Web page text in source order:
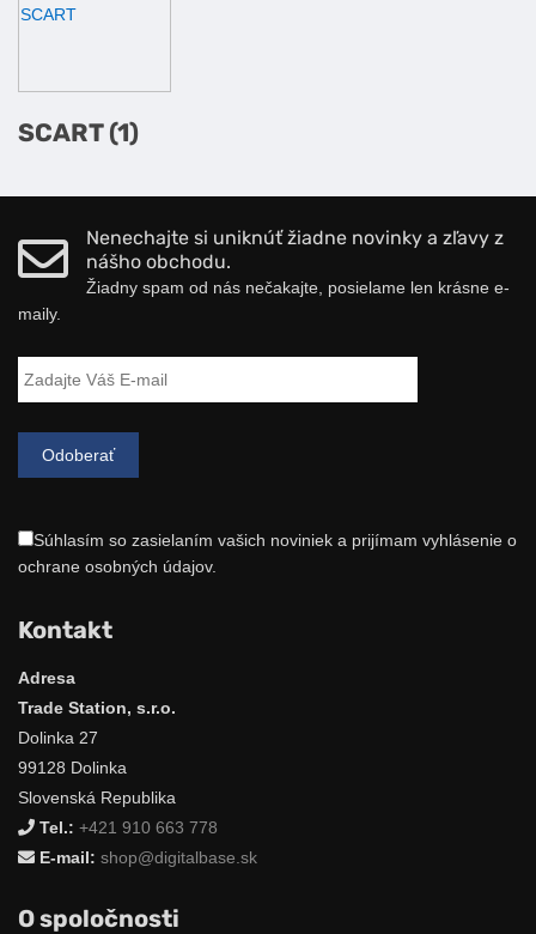
SCART (1)
Nenechajte si uniknúť žiadne novinky a zľavy z
nášho obchodu.
Žiadny spam od nás nečakajte, posielame len krásne e-
maily.
Súhlasím so zasielaním vašich noviniek a prijímam vyhlásenie o
ochrane osobných údajov.
Kontakt
Adresa
Trade Station, s.r.o.
Dolinka 27
99128 Dolinka
Slovenská Republika
Tel.: +421 910 663 778
E-mail: shop@digitalbase.sk
O spoločnosti